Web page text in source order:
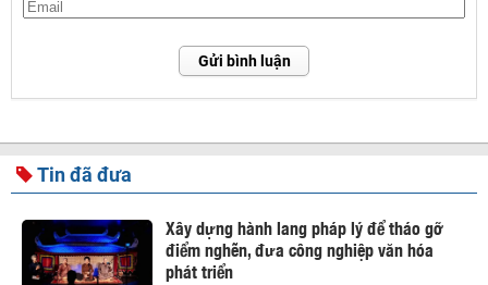
Gửi bình luận
Tin đã đưa
Xây dựng hành lang pháp lý để tháo gỡ
điểm nghẽn, đưa công nghiệp văn hóa
phát triển